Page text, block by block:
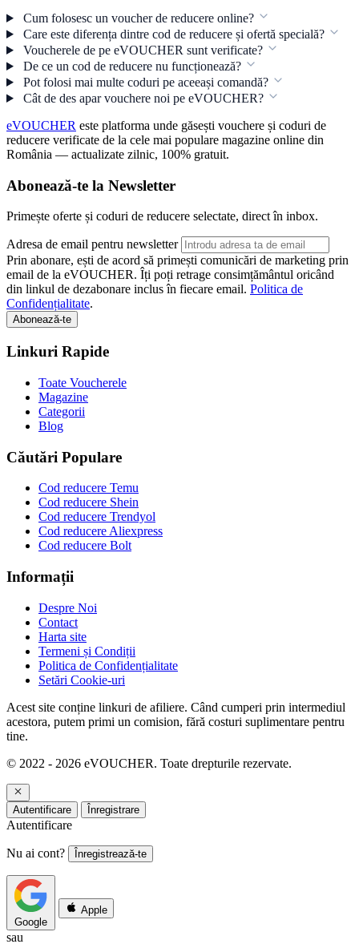
Cum folosesc un voucher de reducere online?
Care este diferența dintre cod de reducere și ofertă specială?
Voucherele de pe eVOUCHER sunt verificate?
De ce un cod de reducere nu funcționează?
Pot folosi mai multe coduri pe aceeași comandă?
Cât de des apar vouchere noi pe eVOUCHER?
eVOUCHER este platforma unde găsești vouchere și coduri de
reducere verificate de la cele mai populare magazine online din
România — actualizate zilnic, 100% gratuit.
Abonează-te la Newsletter
Primește oferte și coduri de reducere selectate, direct în inbox.
Adresa de email pentru newsletter
Prin abonare, ești de acord să primești comunicări de marketing prin
email de la eVOUCHER. Îți poți retrage consimțământul oricând
din linkul de dezabonare inclus în fiecare email. Politica de
Confidențialitate.
Abonează-te
Linkuri Rapide
Toate Voucherele
Magazine
Categorii
Blog
Căutări Populare
Cod reducere Temu
Cod reducere Shein
Cod reducere Trendyol
Cod reducere Aliexpress
Cod reducere Bolt
Informații
Despre Noi
Contact
Harta site
Termeni și Condiții
Politica de Confidențialitate
Setări Cookie-uri
Acest site conține linkuri de afiliere. Când cumperi prin intermediul
acestora, putem primi un comision, fără costuri suplimentare pentru
tine.
© 2022 - 2026 eVOUCHER. Toate drepturile rezervate.
Autentificare Înregistrare
Autentificare
Nu ai cont? Înregistrează-te
Google
Apple
sau